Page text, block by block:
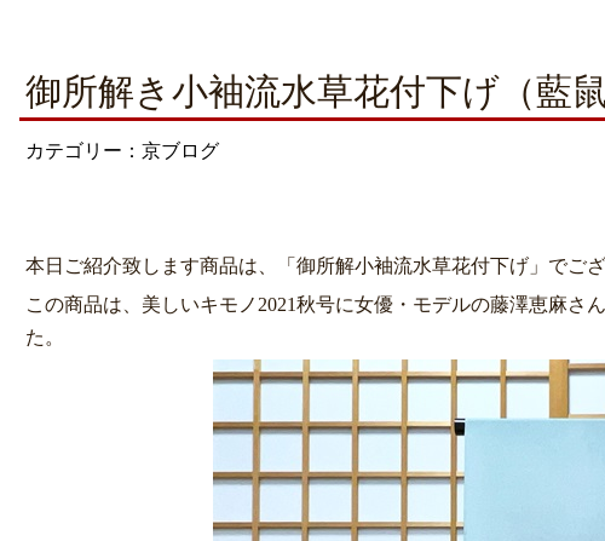
御所解き小袖流水草花付下げ（藍
カテゴリー：京ブログ
本日ご紹介致します商品は、「御所解小袖流水草花付下げ」でご
この商品は、美しいキモノ2021秋号に女優・モデルの藤澤恵麻さ
た。